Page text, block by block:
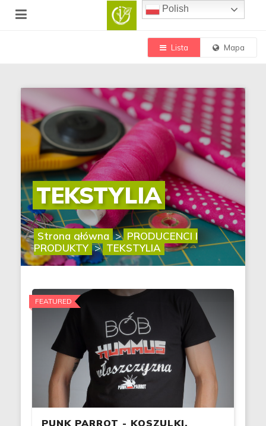
Lista Mapa
TEKSTYLIA
Strona główna > PRODUCENCI I
PRODUKTY > TEKSTYLIA
FEATURED
PUNK PARROT - KOSZULKI,
Polish